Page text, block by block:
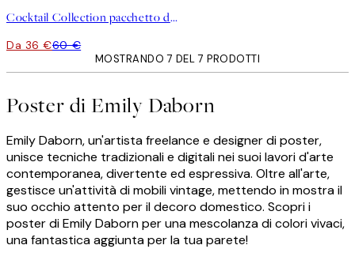
Cocktail Collection pacchetto di poster
Da 36 €60 €
MOSTRANDO 7 DEL 7 PRODOTTI
Poster di Emily Daborn
Emily Daborn, un'artista freelance e designer di poster,
unisce tecniche tradizionali e digitali nei suoi lavori d'arte
contemporanea, divertente ed espressiva. Oltre all'arte,
gestisce un'attività di mobili vintage, mettendo in mostra il
suo occhio attento per il decoro domestico. Scopri i
poster di Emily Daborn per una mescolanza di colori vivaci,
una fantastica aggiunta per la tua parete!